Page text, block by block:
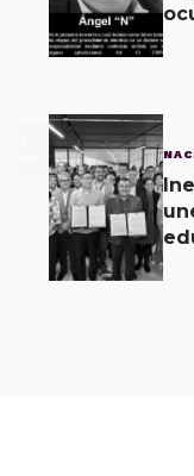
3